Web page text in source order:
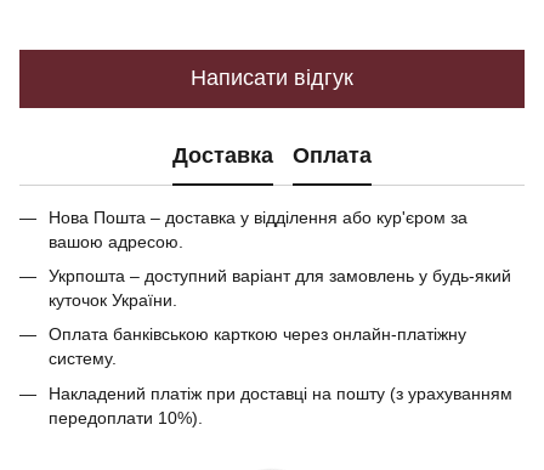
Написати відгук
Доставка Оплата
Нова Пошта – доставка у відділення або кур'єром за
вашою адресою.
Укрпошта – доступний варіант для замовлень у будь-який
куточок України.
Оплата банківською карткою через онлайн-платіжну
систему.
Накладений платіж при доставці на пошту (з урахуванням
передоплати 10%).